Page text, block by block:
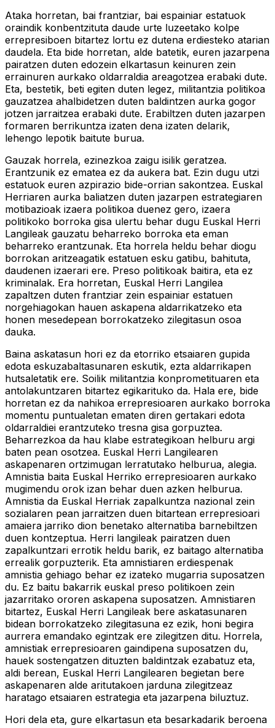
Ataka horretan, bai frantziar, bai espainiar estatuok
oraindik konbentzituta daude urte luzeetako kolpe
errepresiboen bitartez lortu ez dutena erdiesteko atarian
daudela. Eta bide horretan, alde batetik, euren jazarpena
pairatzen duten edozein elkartasun keinuren zein
errainuren aurkako oldarraldia areagotzea erabaki dute.
Eta, bestetik, beti egiten duten legez, militantzia politikoa
gauzatzea ahalbidetzen duten baldintzen aurka gogor
jotzen jarraitzea erabaki dute. Erabiltzen duten jazarpen
formaren berrikuntza izaten dena izaten delarik,
lehengo lepotik baitute burua.
Gauzak horrela, ezinezkoa zaigu isilik geratzea.
Erantzunik ez ematea ez da aukera bat. Ezin dugu utzi
estatuok euren azpirazio bide-orrian sakontzea. Euskal
Herriaren aurka baliatzen duten jazarpen estrategiaren
motibazioak izaera politikoa duenez gero, izaera
politikoko borroka gisa ulertu behar dugu Euskal Herri
Langileak gauzatu beharreko borroka eta eman
beharreko erantzunak. Eta horrela heldu behar diogu
borrokan aritzeagatik estatuen esku gatibu, bahituta,
daudenen izaerari ere. Preso politikoak baitira, eta ez
kriminalak. Era horretan, Euskal Herri Langilea
zapaltzen duten frantziar zein espainiar estatuen
norgehiagokan hauen askapena aldarrikatzeko eta
honen mesedepean borrokatzeko zilegitasun osoa
dauka.
Baina askatasun hori ez da etorriko etsaiaren gupida
edota eskuzabaltasunaren eskutik, ezta aldarrikapen
hutsaletatik ere. Soilik militantzia konprometituaren eta
antolakuntzaren bitartez egikarituko da. Hala ere, bide
horretan ez da nahikoa errepresioaren aurkako borroka
momentu puntualetan ematen diren gertakari edota
oldarraldiei erantzuteko tresna gisa gorpuztea.
Beharrezkoa da hau klabe estrategikoan helburu argi
baten pean osotzea. Euskal Herri Langilearen
askapenaren ortzimugan lerratutako helburua, alegia.
Amnistia baita Euskal Herriko errepresioaren aurkako
mugimendu orok izan behar duen azken helburua.
Amnistia da Euskal Herriak zapalkuntza nazional zein
sozialaren pean jarraitzen duen bitartean errepresioari
amaiera jarriko dion benetako alternatiba barnebiltzen
duen kontzeptua. Herri langileak pairatzen duen
zapalkuntzari errotik heldu barik, ez baitago alternatiba
errealik gorpuzterik. Eta amnistiaren erdiespenak
amnistia gehiago behar ez izateko mugarria suposatzen
du. Ez baitu bakarrik euskal preso politikoen zein
jazarritako ororen askapena suposatzen. Amnistiaren
bitartez, Euskal Herri Langileak bere askatasunaren
bidean borrokatzeko zilegitasuna ez ezik, honi begira
aurrera emandako egintzak ere zilegitzen ditu. Horrela,
amnistiak errepresioaren gaindipena suposatzen du,
hauek sostengatzen dituzten baldintzak ezabatuz eta,
aldi berean, Euskal Herri Langilearen begietan bere
askapenaren alde aritutakoen jarduna zilegitzeaz
haratago etsaiaren estrategia eta jazarpena biluztuz.
Hori dela eta, gure elkartasun eta besarkadarik beroena